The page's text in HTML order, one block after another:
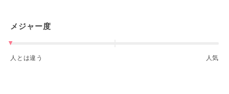
メジャー度
人とは違う 人気